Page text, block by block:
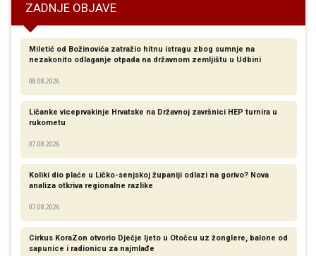
ZADNJE OBJAVE
Miletić od Božinovića zatražio hitnu istragu zbog sumnje na
nezakonito odlaganje otpada na državnom zemljištu u Udbini
08.08.2026
Ličanke viceprvakinje Hrvatske na Državnoj završnici HEP turnira u
rukometu
07.08.2026
Koliki dio plaće u Ličko-senjskoj županiji odlazi na gorivo? Nova
analiza otkriva regionalne razlike​
07.08.2026
Cirkus KoraZon otvorio Dječje ljeto u Otočcu uz žonglere, balone od
sapunice i radionicu za najmlađe